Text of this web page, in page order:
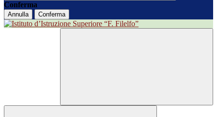
Conferma
Annulla Conferma